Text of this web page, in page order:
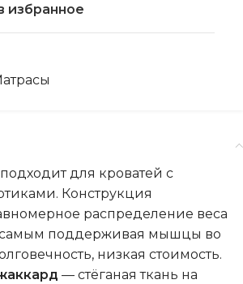
избранное
для кроватей с
Конструкция
распределение веса
самым поддерживая мышцы во
низкая стоимость.
— стёганая ткань на